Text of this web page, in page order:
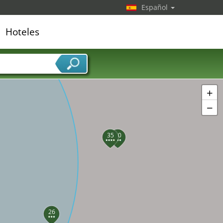
26
30
31
35
+
−
Español
Hoteles
de servicios